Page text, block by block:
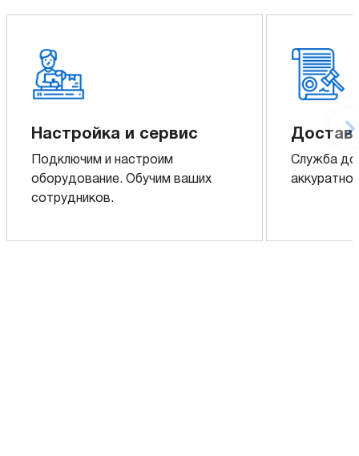
Настройка и сервис
Подключим и настроим
оборудование. Обучим ваших
сотрудников.
Служба
аккуратно